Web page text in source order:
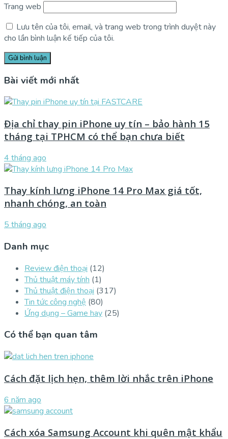
Trang web
Lưu tên của tôi, email, và trang web trong trình duyệt này
cho lần bình luận kế tiếp của tôi.
Bài viết mới nhất
Địa chỉ thay pin iPhone uy tín – bảo hành 15
tháng tại TPHCM có thể bạn chưa biết
4 tháng ago
Thay kính lưng iPhone 14 Pro Max giá tốt,
nhanh chóng, an toàn
5 tháng ago
Danh mục
Review điện thoại (12)
Thủ thuật máy tính (1)
Thủ thuật điện thoại (317)
Tin tức công nghệ (80)
Ứng dụng – Game hay (25)
Có thể bạn quan tâm
Cách đặt lịch hẹn, thêm lời nhắc trên iPhone
6 năm ago
Cách xóa Samsung Account khi quên mật khẩu